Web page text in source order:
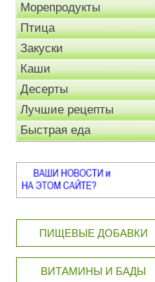
Морепродукты
Птица
Закуски
Каши
Десерты
Лучшие рецепты
Быстрая еда
ПИЩЕВЫЕ ДОБАВКИ
ВИТАМИНЫ И БАДЫ